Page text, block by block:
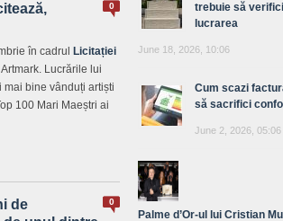
0
în cadrul
Licitației
Lucrările lui
bine vânduți artiști
100 Mari Maeștri ai
0
de
trebuie să
lucrarea
June 18, 2026, 10:06
Cum scazi
să sacrifici
June 2, 2026, 05:06
Palme d’Or-ul lui Cristian